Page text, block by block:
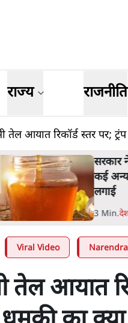
राज्य राजनीति
तेल आयात रिकॉर्ड स्तर पर;
4
Viral Video
आयात